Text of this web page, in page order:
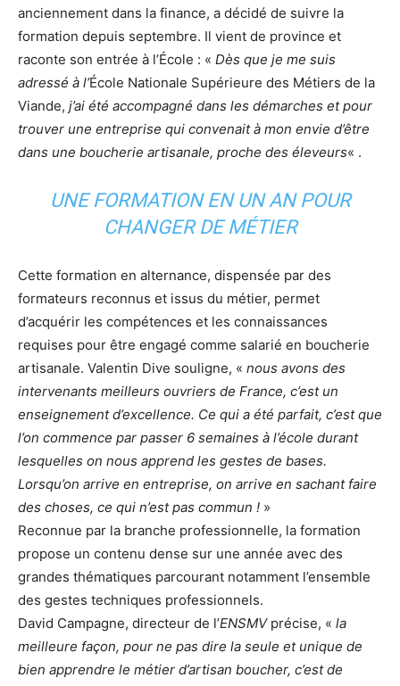
anciennement dans la finance, a décidé de suivre la
formation depuis septembre. Il vient de province et
raconte son entrée à l’École : « Dès que je me suis
adressé à l’École Nationale Supérieure des Métiers de la
Viande, j’ai été accompagné dans les démarches et pour
trouver une entreprise qui convenait à mon envie d’être
dans une boucherie artisanale, proche des éleveurs« .
UNE FORMATION EN UN AN POUR
CHANGER DE MÉTIER
Cette formation en alternance, dispensée par des
formateurs reconnus et issus du métier, permet
d’acquérir les compétences et les connaissances
requises pour être engagé comme salarié en boucherie
artisanale. Valentin Dive souligne, « nous avons des
intervenants meilleurs ouvriers de France, c’est un
enseignement d’excellence. Ce qui a été parfait, c’est que
l’on commence par passer 6 semaines à l’école durant
lesquelles on nous apprend les gestes de bases.
Lorsqu’on arrive en entreprise, on arrive en sachant faire
des choses, ce qui n’est pas commun ! »
Reconnue par la branche professionnelle, la formation
propose un contenu dense sur une année avec des
grandes thématiques parcourant notamment l’ensemble
des gestes techniques professionnels.
David Campagne, directeur de l’ENSMVprécise, « la
meilleure façon, pour ne pas dire la seule et unique de
bien apprendre le métier d’artisan boucher, c’est de